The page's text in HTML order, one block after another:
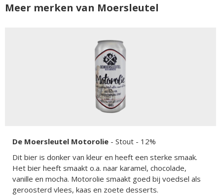
Meer merken van Moersleutel
De Moersleutel Motorolie - Stout - 12%
Dit bier is donker van kleur en heeft een sterke smaak.
Het bier heeft smaakt o.a. naar karamel, chocolade,
vanille en mocha. Motorolie smaakt goed bij voedsel als
geroosterd vlees, kaas en zoete desserts.